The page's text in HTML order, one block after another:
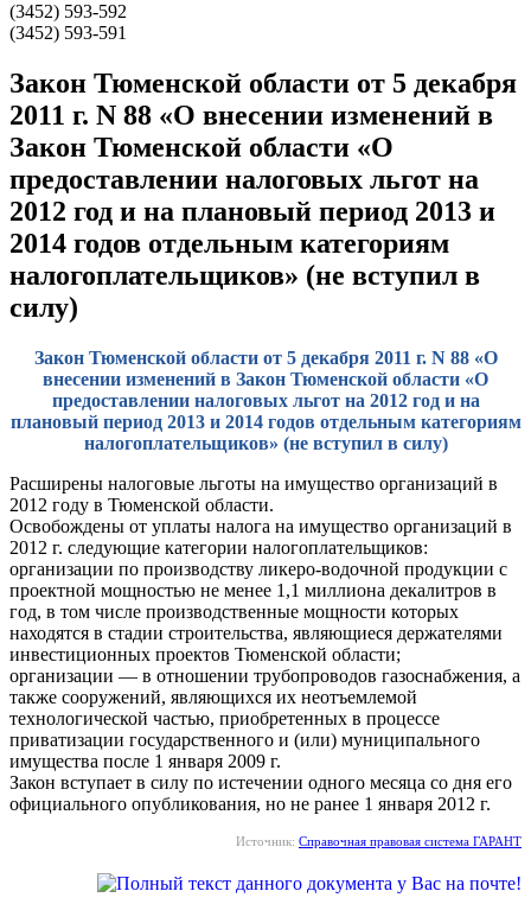
(3452) 593-592
(3452) 593-591
Закон Тюменской области от 5 декабря
2011 г. N 88 «О внесении изменений в
Закон Тюменской области «О
предоставлении налоговых льгот на
2012 год и на плановый период 2013 и
2014 годов отдельным категориям
налогоплательщиков» (не вступил в
силу)
Закон Тюменской области от 5 декабря 2011 г. N 88 «О
внесении изменений в Закон Тюменской области «О
предоставлении налоговых льгот на 2012 год и на
плановый период 2013 и 2014 годов отдельным категориям
налогоплательщиков» (не вступил в силу)
Расширены налоговые льготы на имущество организаций в
2012 году в Тюменской области.
Освобождены от уплаты налога на имущество организаций в
2012 г. следующие категории налогоплательщиков:
организации по производству ликеро-водочной продукции с
проектной мощностью не менее 1,1 миллиона декалитров в
год, в том числе производственные мощности которых
находятся в стадии строительства, являющиеся держателями
инвестиционных проектов Тюменской области;
организации — в отношении трубопроводов газоснабжения, а
также сооружений, являющихся их неотъемлемой
технологической частью, приобретенных в процессе
приватизации государственного и (или) муниципального
имущества после 1 января 2009 г.
Закон вступает в силу по истечении одного месяца со дня его
официального опубликования, но не ранее 1 января 2012 г.
Источник: Справочная правовая система ГАРАНТ